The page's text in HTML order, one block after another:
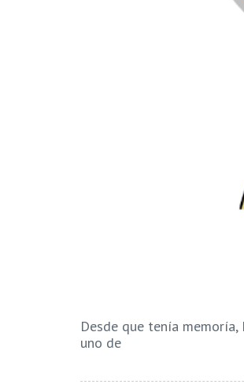
Desde que tenía
uno de